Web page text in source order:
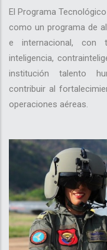
El Programa
como un programa de
e internacional, con
inteligencia,
institución talento
contribuir al
operaciones aéreas.